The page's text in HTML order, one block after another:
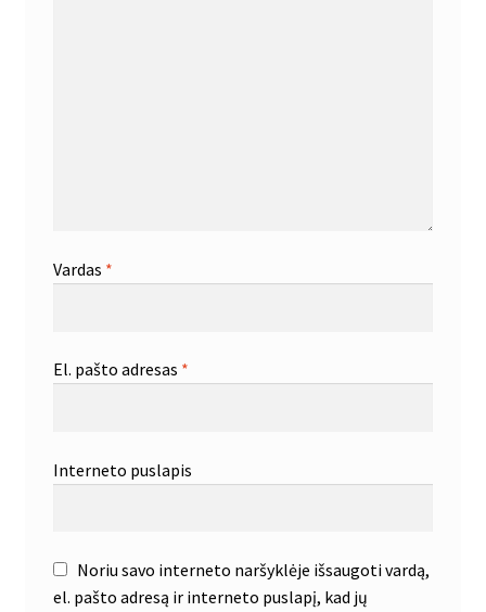
Vardas *
El. pašto adresas *
Interneto puslapis
Noriu savo interneto naršyklėje išsaugoti vardą,
el. pašto adresą ir interneto puslapį, kad jų